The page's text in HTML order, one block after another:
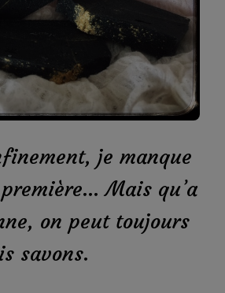
je manque
Mais qu’a
on peut toujours
savons.